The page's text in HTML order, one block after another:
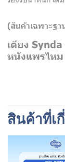
(สินค้าเฉพาะฐา
เตียง
หนังแพรไหม
สินค้าที่เ